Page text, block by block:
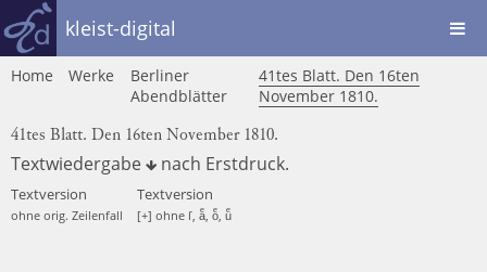
kleist-digital
Home Werke
Berliner
Abendblätter
41tes Blatt. Den 16ten
November 1810.
41tes Blatt. Den 16ten November 1810.
Textwiedergabe nach Erstdruck.
Textversion
ohne orig. Zeilenfall
Textversion
[+] ohne ſ, aͤ, oͤ, uͤ